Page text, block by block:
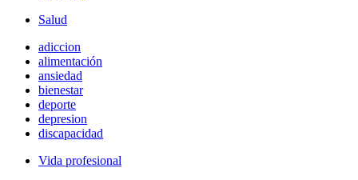
Salud
adiccion
alimentación
ansiedad
bienestar
deporte
depresion
discapacidad
Vida profesional